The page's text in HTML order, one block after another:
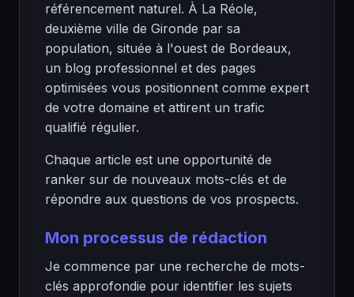
référencement naturel. À La Réole,
deuxième ville de Gironde par sa
population, située à l'ouest de Bordeaux,
un blog professionnel et des pages
optimisées vous positionnent comme expert
de votre domaine et attirent un trafic
qualifié régulier.
Chaque article est une opportunité de
ranker sur de nouveaux mots-clés et de
répondre aux questions de vos prospects.
Mon processus de rédaction
Je commence par une recherche de mots-
clés approfondie pour identifier les sujets